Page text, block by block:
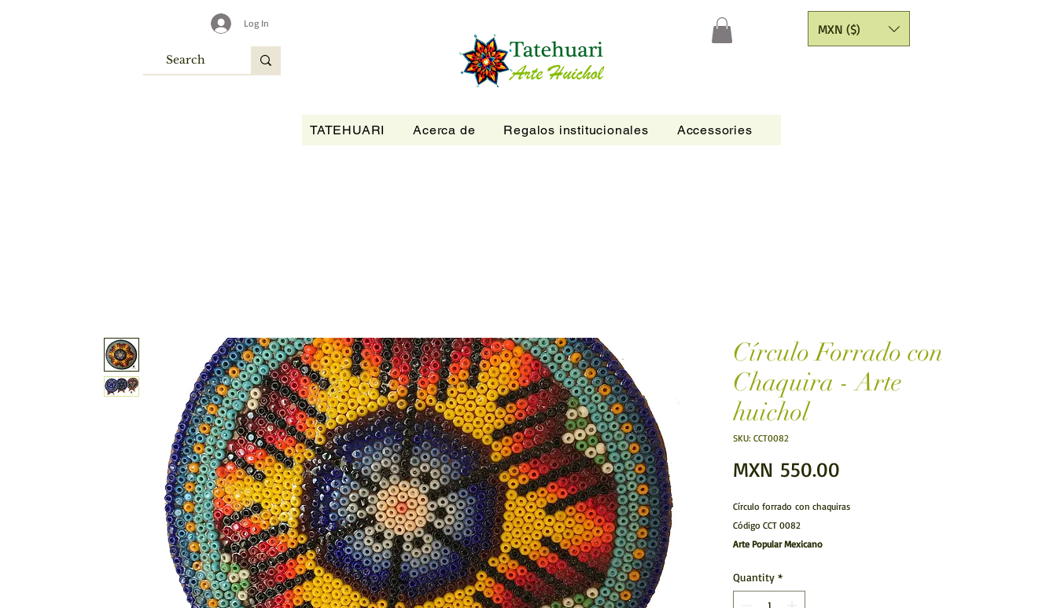
Log In MXN ($)
TATEHUARI Acerca de Regalos institucionales Accessories
Círculo Forrado con
Chaquira - Arte
huichol
SKU: CCT0082
MXN 550.00
Círculo forrado con chaquiras
Código CCT 0082
Arte Popular Mexicano
por los huicholes y forrada con diminutas cuentas de
chaquira.
Quantity *